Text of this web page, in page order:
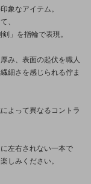
象なアイテム。
、
」を指輪で表現。
み、表面の起伏を職人
細さを感じられる佇ま
よって異なるコントラ
左右されない一本で
しみください。